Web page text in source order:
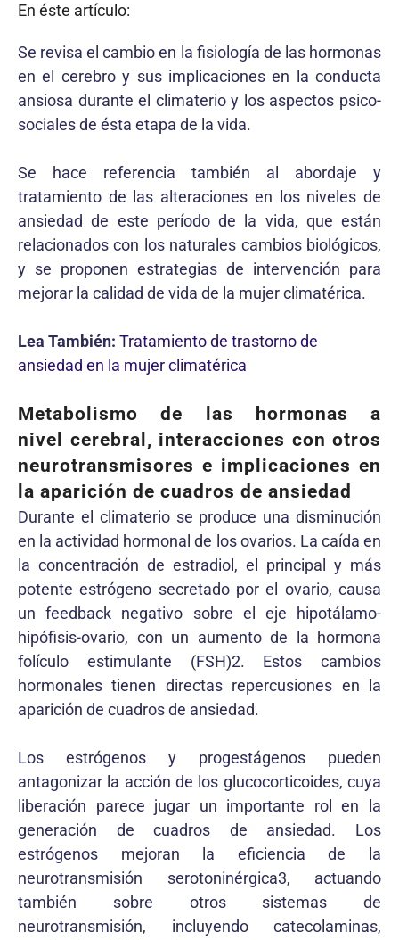
En éste artículo:
Se revisa el cambio en la fisiología de las hormonas
en el cerebro y sus implicaciones en la conducta
ansiosa durante el climaterio y los aspectos psico-
sociales de ésta etapa de la vida.
Se hace referencia también al abordaje y
tratamiento de las alteraciones en los niveles de
ansiedad de este período de la vida, que están
relacionados con los naturales cambios biológicos,
y se proponen estrategias de intervención para
mejorar la calidad de vida de la mujer climatérica.
Lea También: Tratamiento de trastorno de
ansiedad en la mujer climatérica
Metabolismo de las hormonas a
nivel cerebral, interacciones con otros
neurotransmisores e implicaciones en
la aparición de cuadros de ansiedad
Durante el climaterio se produce una disminución
en la actividad hormonal de los ovarios. La caída en
la concentración de estradiol, el principal y más
potente estrógeno secretado por el ovario, causa
un feedback negativo sobre el eje hipotálamo-
hipófisis-ovario, con un aumento de la hormona
folículo estimulante (FSH)2. Estos cambios
hormonales tienen directas repercusiones en la
aparición de cuadros de ansiedad.
Los estrógenos y progestágenos pueden
antagonizar la acción de los glucocorticoides, cuya
liberación parece jugar un importante rol en la
generación de cuadros de ansiedad. Los
estrógenos mejoran la eficiencia de la
neurotransmisión serotoninérgica3, actuando
también sobre otros sistemas de
neurotransmisión, incluyendo catecolaminas,